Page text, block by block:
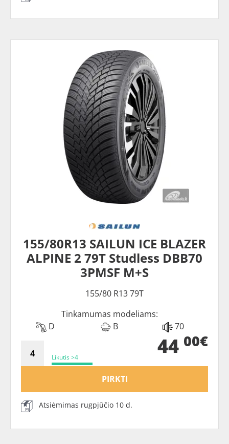
155/80R13 SAILUN ICE BLAZER
ALPINE 2 79T Studless DBB70
3PMSF M+S
155/80 R13 79T
Tinkamumas modeliams:
D
B 70
Likutis >4 44 00€
PIRKTI
Atsiėmimas rugpjūčio 10 d.